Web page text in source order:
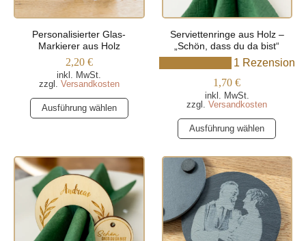
der
Produktseite
gewählt
werden
der
Produktseite
gewählt
werden
Personalisierter Glas-
Markierer aus Holz
2,20 €
inkl. MwSt.
zzgl. Versandkosten
Ausführung wählen
Dieses
Produkt
Varianten
auf.
Die
Optionen
können
Serviettenringe aus Holz –
„Schön, dass du da bist“
1 Rezension
1,70€
inkl. MwSt.
zzgl.Versandkosten
Ausführung wählen
Dieses
Produkt
weist
mehrere
Varianten
auf.
Die
Optionen